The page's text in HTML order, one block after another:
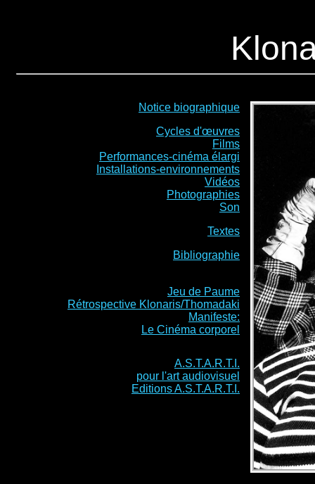
Notice biographique
Cycles d'œuvres
Films
Performances-cinéma élargi
Installations-environnements
Vidéos
Photographies
Son
Textes
Bibliographie
Jeu de Paume
Rétrospective Klonaris/Thomadaki
Manifeste:
Le Cinéma corporel
A.S.T.A.R.T.I.
pour l'art audiovisuel
Editions A.S.T.A.R.T.I.